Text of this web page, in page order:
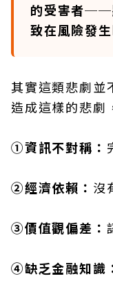
的受害者──
致在風險發
其實這類悲劇並
造成這樣的悲劇
①資訊不對稱：
②經濟依賴： 沒
③價值觀偏差：
④缺乏金融知識